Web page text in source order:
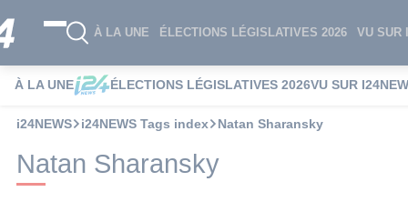
À LA UNE ÉLECTIONS LÉGISLATIVES 2026 VU SUR
À LA UNE ÉLECTIONS LÉGISLATIVES 2026VU SUR
i24NEWS i24NEWS Tags index Natan Sharansky
Natan Sharansky